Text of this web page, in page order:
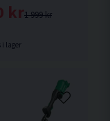
1 999 kr
kr
i lager